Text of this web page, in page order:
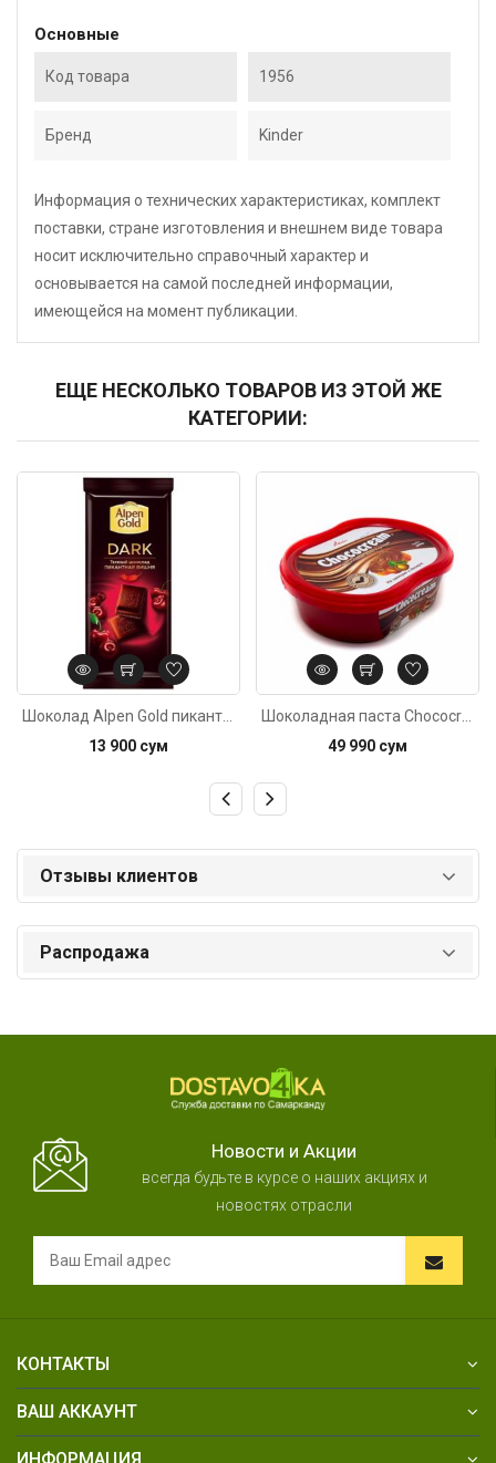
Основные
Код товара 1956
Бренд Kinder
Информация о технических характеристиках, комплект
поставки, стране изготовления и внешнем виде товара
носит исключительно справочный характер и
основывается на самой последней информации,
имеющейся на момент публикации.
ЕЩЕ НЕСКОЛЬКО ТОВАРОВ ИЗ ЭТОЙ ЖЕ
КАТЕГОРИИ:
13 900 сум
Код: 5998
49 990 сум
Отзывы клиентов
Распродажа
Новости и Акции
всегда будьте в курсе о наших акциях и
новостях отрасли
КОНТАКТЫ
ВАШ АККАУНТ
ИНФОРМАЦИЯ